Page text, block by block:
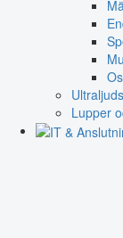
Lupper